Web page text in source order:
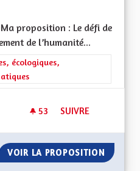
proposition : Le défi de
de l’humanité...
: Les transitions
écologiques,
53 53 ABONNÉS
SUIVRE
VOIR LA PROPOSITION UNE